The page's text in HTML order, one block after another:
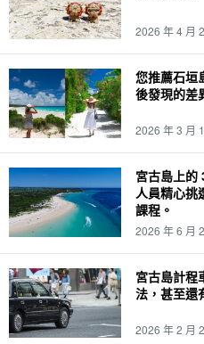
Ikema 大橋 晚上 秋天
夏天 椰子蟹 夜景 宮古島上的機場 吸管
浮潛點 摘要 孤岛 落日
星空 珊瑚 霍拉泉洞
2026 年 4 月
您推薦石垣
後發現的差
2026 年 3 月
宮古島上的
人員精心挑
課程。
2026 年 6 月
宮古島計程
法，甚至還
2026 年 2 月